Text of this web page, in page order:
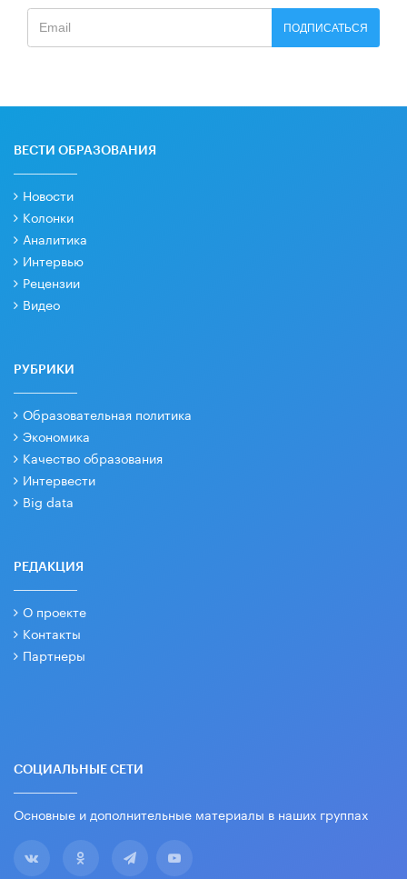
ПОДПИСАТЬСЯ
ВЕСТИ ОБРАЗОВАНИЯ
Новости
Колонки
Аналитика
Интервью
Рецензии
Видео
РУБРИКИ
Образовательная политика
Экономика
Качество образования
Интервести
Big data
РЕДАКЦИЯ
О проекте
Контакты
Партнеры
СОЦИАЛЬНЫЕ СЕТИ
Основные и дополнительные материалы в наших группах